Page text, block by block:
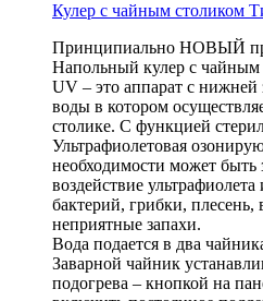
Кулер с чайным столиком
Принципиально НОВЫЙ
Напольный кулер с
UV – это аппарат с нижней
воды в котором
столике. С функцией
Ультрафиолетовая
необходимости может быть
воздействие
бактерий, грибки, плесень,
неприятные запахи.
Вода подается в два
Заварной чайник
подогрева – кнопкой на